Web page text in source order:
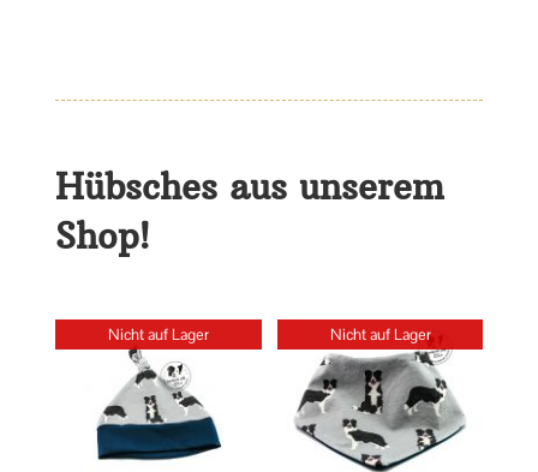
Hübsches aus unserem
Shop!
Nicht auf Lager Nicht auf Lager